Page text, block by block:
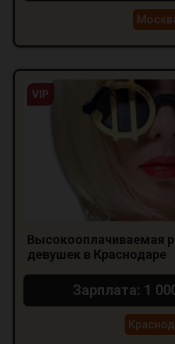
VIP
Высокооплачиваемая
девушек в Краснодаре
Зарплата: 1